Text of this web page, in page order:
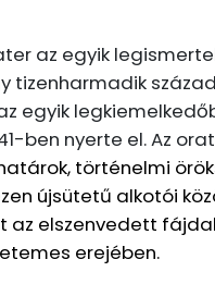
az egyik
tizenharmadik
egyik
ben nyerte el. Az
történelmi
újsütetű alkotói
az elszenvedett
erejében.